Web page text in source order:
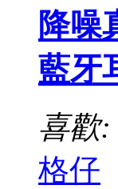
降噪
藍牙
喜歡
格仔